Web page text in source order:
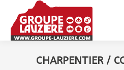
CHARPENTIER /